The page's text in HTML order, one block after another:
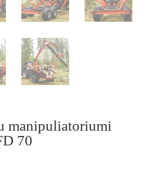
manipuliatoriumi
70